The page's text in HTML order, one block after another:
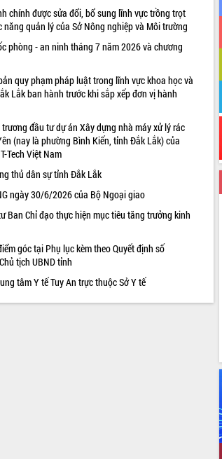
chính được sửa đổi, bổ sung lĩnh vực trồng trọt
quản lý của Sở Nông nghiệp và Môi trường
phòng - an ninh tháng 7 năm 2026 và chương
quy phạm pháp luật trong lĩnh vực khoa học và
Lắk ban hành trước khi sắp xếp đơn vị hành
đầu tư dự án Xây dựng nhà máy xử lý rác
(nay là phường Bình Kiến, tỉnh Đắk Lắk) của
Tech Việt Nam
thủ dân sự tỉnh Đắk Lắk
ngày 30/6/2026 của Bộ Ngoại giao
Ban Chỉ đạo thực hiện mục tiêu tăng trưởng kinh
góc tại Phụ lục kèm theo Quyết định số
tịch UBND tỉnh
tâm Y tế Tuy An trực thuộc Sở Y tế